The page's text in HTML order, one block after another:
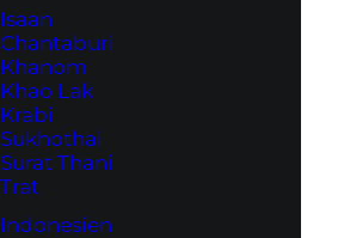
Isaan
Chantaburi
Khanom
Khao Lak
Krabi
Sukhothai
Surat Thani
Trat
Indonesien